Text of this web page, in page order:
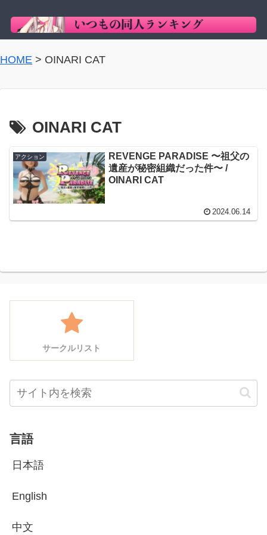
HOME > OINARI CAT
OINARI CAT
アクション
REVENGE PARADISE 〜祖父の
遺産が秘密組織だった件〜 /
OINARI CAT
2024.06.14
サークルリスト
言語
日本語
English
中文